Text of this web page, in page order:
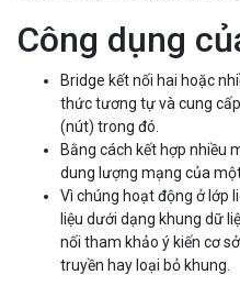
Công dụng
Bridge kết nối hai hoặc
thức tương tự và cung
(nút) trong đó.
Bằng cách kết hợp nhiều
dung lượng mạng của một
Vì chúng hoạt động ở lớp
liệu dưới dạng khung dữ
nối tham khảo ý kiến cơ
truyền hay loại bỏ khung.